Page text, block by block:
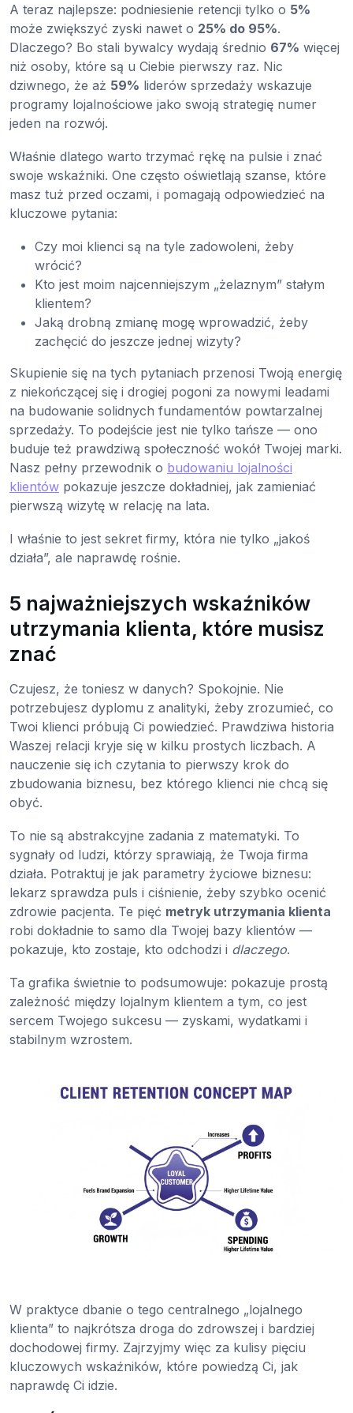
A teraz najlepsze: podniesienie retencji tylko o 5%
może zwiększyć zyski nawet o 25% do 95%.
Dlaczego? Bo stali bywalcy wydają średnio 67% więcej
niż osoby, które są u Ciebie pierwszy raz. Nic
dziwnego, że aż 59% liderów sprzedaży wskazuje
programy lojalnościowe jako swoją strategię numer
jeden na rozwój.
Właśnie dlatego warto trzymać rękę na pulsie i znać
swoje wskaźniki. One często oświetlają szanse, które
masz tuż przed oczami, i pomagają odpowiedzieć na
kluczowe pytania:
Czy moi klienci są na tyle zadowoleni, żeby
wrócić?
Kto jest moim najcenniejszym „żelaznym” stałym
klientem?
Jaką drobną zmianę mogę wprowadzić, żeby
zachęcić do jeszcze jednej wizyty?
Skupienie się na tych pytaniach przenosi Twoją energię
z niekończącej się i drogiej pogoni za nowymi leadami
na budowanie solidnych fundamentów powtarzalnej
sprzedaży. To podejście jest nie tylko tańsze — ono
buduje też prawdziwą społeczność wokół Twojej marki.
Nasz pełny przewodnik o budowaniu lojalności
klientów pokazuje jeszcze dokładniej, jak zamieniać
pierwszą wizytę w relację na lata.
I właśnie to jest sekret firmy, która nie tylko „jakoś
działa”, ale naprawdę rośnie.
5 najważniejszych wskaźników
utrzymania klienta, które musisz
znać
Czujesz, że toniesz w danych? Spokojnie. Nie
potrzebujesz dyplomu z analityki, żeby zrozumieć, co
Twoi klienci próbują Ci powiedzieć. Prawdziwa historia
Waszej relacji kryje się w kilku prostych liczbach. A
nauczenie się ich czytania to pierwszy krok do
zbudowania biznesu, bez którego klienci nie chcą się
obyć.
To nie są abstrakcyjne zadania z matematyki. To
sygnały od ludzi, którzy sprawiają, że Twoja firma
działa. Potraktuj je jak parametry życiowe biznesu:
lekarz sprawdza puls i ciśnienie, żeby szybko ocenić
zdrowie pacjenta. Te pięć metryk utrzymania klienta
robi dokładnie to samo dla Twojej bazy klientów —
pokazuje, kto zostaje, kto odchodzi i dlaczego.
Ta grafika świetnie to podsumowuje: pokazuje prostą
zależność między lojalnym klientem a tym, co jest
sercem Twojego sukcesu — zyskami, wydatkami i
stabilnym wzrostem.
W praktyce dbanie o tego centralnego „lojalnego
klienta” to najkrótsza droga do zdrowszej i bardziej
dochodowej firmy. Zajrzyjmy więc za kulisy pięciu
kluczowych wskaźników, które powiedzą Ci, jak
naprawdę Ci idzie.